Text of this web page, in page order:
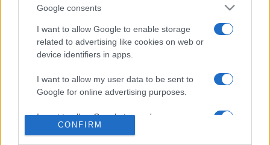
Google consents
I want to allow Google to enable storage
related to advertising like cookies on web or
device identifiers in apps.
I want to allow my user data to be sent to
Google for online advertising purposes.
I want to allow Google to send me
personalized advertising.
CONFIRM
och runt Karlskrona.I kvalspelet hade man en publikskara med
sig på 300-1000 personer på bortamatcherna och man fyllde
återigen Telenor Arena till bristningsgränsen när man i sista
kvalmatchen mötte Mörrum.
Säsongen 2008/2009 var KHK´s första i Division 1 och
säsongen startade med Camp KHK där supportrarna
Dackehallen.Under höstsäsongens grundserie slutade KHK på
6:e plats och fick därmed spela i fortsättningsserien. En serie
LIGASPONSORER